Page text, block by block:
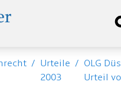
/ Urteile
2003
/ OLG
Urteil